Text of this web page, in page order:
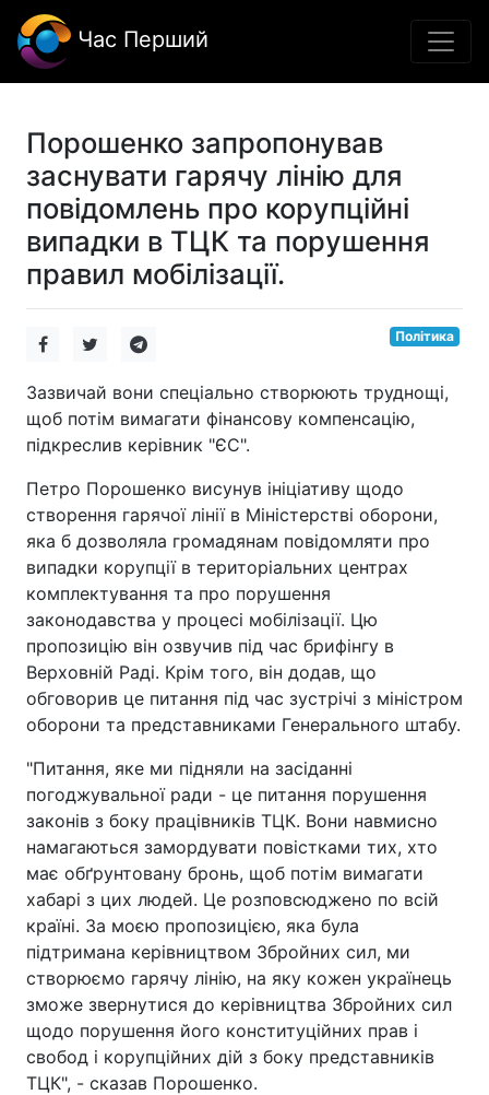
Час Перший
Порошенко запропонував
заснувати гарячу лінію для
повідомлень про корупційні
випадки в ТЦК та порушення
правил мобілізації.
Політика
Зазвичай вони спеціально створюють труднощі,
щоб потім вимагати фінансову компенсацію,
підкреслив керівник "ЄС".
Петро Порошенко висунув ініціативу щодо
створення гарячої лінії в Міністерстві оборони,
яка б дозволяла громадянам повідомляти про
випадки корупції в територіальних центрах
комплектування та про порушення
законодавства у процесі мобілізації. Цю
пропозицію він озвучив під час брифінгу в
Верховній Раді. Крім того, він додав, що
обговорив це питання під час зустрічі з міністром
оборони та представниками Генерального штабу.
"Питання, яке ми підняли на засіданні
погоджувальної ради - це питання порушення
законів з боку працівників ТЦК. Вони навмисно
намагаються замордувати повістками тих, хто
має обґрунтовану бронь, щоб потім вимагати
хабарі з цих людей. Це розповсюджено по всій
країні. За моєю пропозицією, яка була
підтримана керівництвом Збройних сил, ми
створюємо гарячу лінію, на яку кожен українець
зможе звернутися до керівництва Збройних сил
щодо порушення його конституційних прав і
свобод і корупційних дій з боку представників
ТЦК", - сказав Порошенко.